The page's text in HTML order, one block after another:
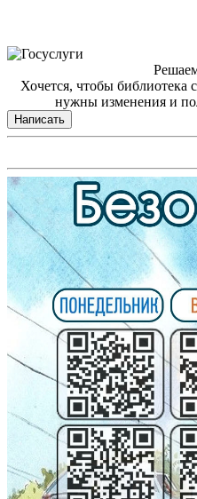
Хочется, чтобы библиотека
нужны изменения и
Написать